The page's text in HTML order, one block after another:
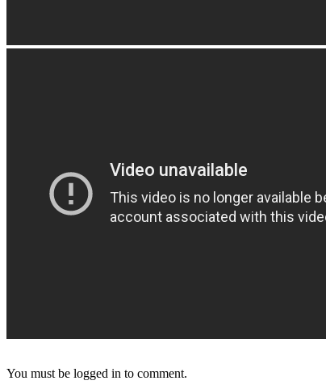
You must be logged in to comment.